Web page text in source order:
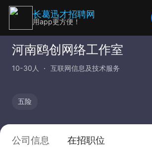
河南鸥创网络工作室
10-30人 互联网信息及技术服务
五险
公司信息 在招职位
长葛迅才招聘网
用app更方便！